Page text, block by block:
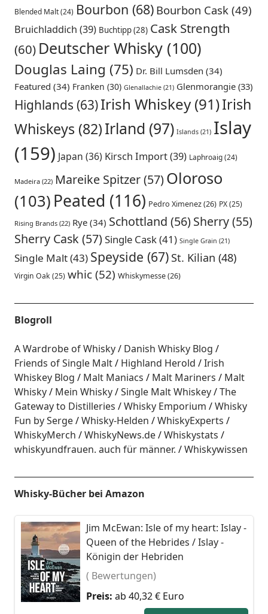
Blended Malt(24) Bourbon (68) Bourbon Cask(49)
Bruichladdich (39) Buchtipp(28) Cask Strength
(60) Deutscher Whisky(100)
Douglas Laing (75) Dr. Bill Lumsden (34)
Featured (34) Franken (30) Glenallachie(21) Glenmorangie(33)
Highlands (63)Irish Whiskey(91)Irish
Whiskeys (82)Irland (97) Islands(21) Islay
(159) Japan (36) Kirsch Import(39) Laphroaig(24)
Madeira(22) Mareike Spitzer(57)Oloroso
(103) Peated (116) Pedro Ximenez(26) PX(25)
Rising Brands(22) Rye(34) Schottland (56)Sherry(55)
Sherry Cask (57)Single Cask(41) Single Grain (21)
Single Malt(43) Speyside (67) St. Kilian (48)
Virgin Oak (25) whic(52) Whiskymesse(26)
Blogroll
A Wardrobe of Whisky
Danish Whisky Blog
Friends of Single Malt
Highland Herold
Irish
Whiskey Blog
Malt Maniacs Malt Mariners
Malt
Whisky
Mein Whisky Single Malt Whiskey
The
Gateway to Distilleries
Whisky Emporium
Whisky
Fun by Serge
Whisky-Helden
WhiskyExperts
WhiskyMerch
WhiskyNews.de
Whiskystats
whiskyundfrauen. auch für männer.
Whiskywissen
Whisky-Bücher bei Amazon
Jim McEwan: Isle of my heart: Islay -
Queen of the Hebrides / Islay -
Königin der Hebriden
( Bewertungen)
Preis: ab 40,32 € Euro